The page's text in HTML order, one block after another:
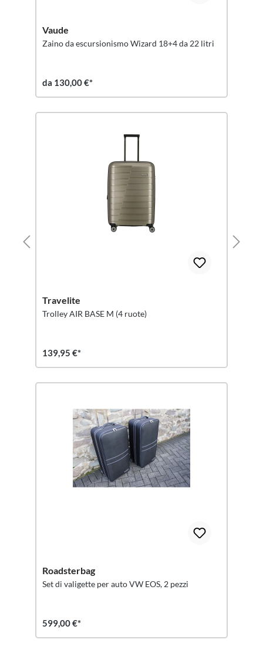
Vaude
Zaino da escursionismo Wizard 18+4 da 22 litri
da 130,00 €*
Travelite
Trolley AIR BASE M (4 ruote)
139,95 €*
Roadsterbag
Set di valigette per auto VW EOS, 2 pezzi
599,00 €*